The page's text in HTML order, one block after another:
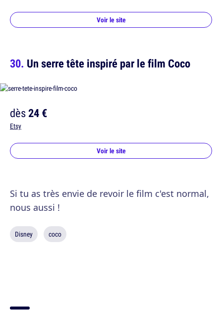
Voir le site
Un serre tête inspiré par le film Coco
dès24 €
Etsy
Voir le site
Si tu as très envie de revoir le film c'est normal,
nous aussi !
Disney coco